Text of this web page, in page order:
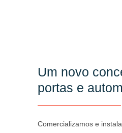
Um novo
portas e
Comercializamos e